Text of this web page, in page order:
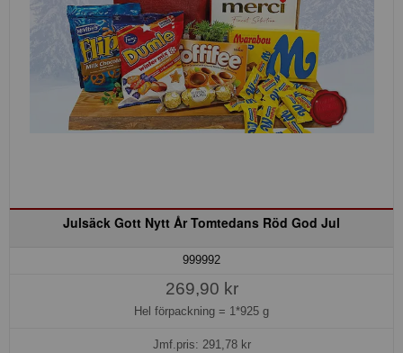
Julsäck Gott Nytt År Tomtedans Röd God Jul
999992
269,90 kr
Hel förpackning = 1*925 g
Jmf.pris: 291,78kr